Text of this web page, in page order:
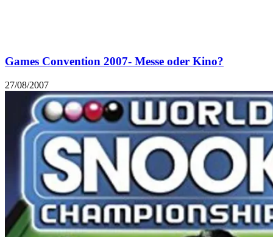
Games Convention 2007- Messe oder Kino?
27/08/2007